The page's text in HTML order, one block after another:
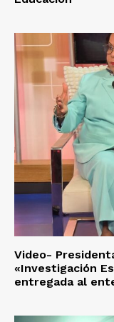
Video-
«Investigación
entregada al